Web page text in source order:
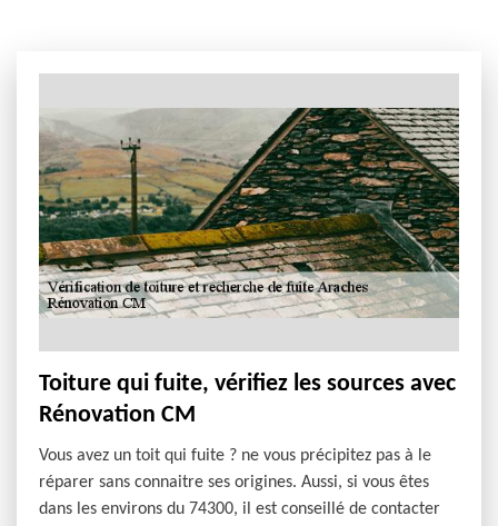
Toiture qui fuite, vérifiez les sources avec
Rénovation CM
Vous avez un toit qui fuite ? ne vous précipitez pas à le
réparer sans connaitre ses origines. Aussi, si vous êtes
dans les environs du 74300, il est conseillé de contacter